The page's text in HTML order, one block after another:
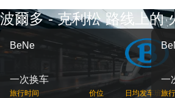
波爾多 - 克利松 路线上的
BeNe
一次换车
旅行时间 价位 日均发车班次
一
旅